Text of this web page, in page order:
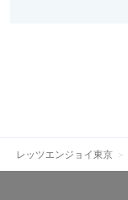
レッツエンジョイ東京